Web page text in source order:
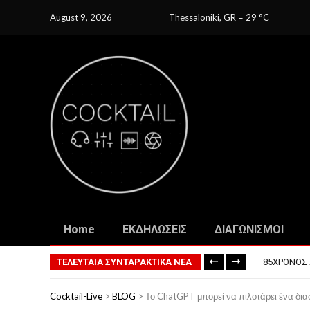
August 9, 2026 Thessaloniki, GR = 29 C
Home ΕΚΔΗΛΩΣΕΙΣ ΔΙΑΓΩΝΙΣΜΟΙ
ΤΕΛΕΥΤΑΙΑ ΣΥΝΤΑΡΑΚΤΙΚΑ ΝΕΑ
ΤΟ ΠΡΏΤΟ
ΦΟΒΕΡΆ
85ΧΡΟΝΟΣ
ΠΏΣ ΘΑ
Cocktail-Live > BLOG > Το ChatGPT μπορεί να πιλοτάρει ένα